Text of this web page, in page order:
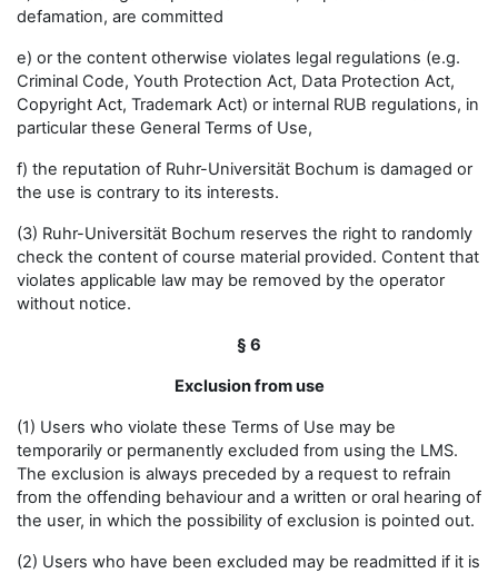
defamation, are committed
e) or the content otherwise violates legal regulations (e.g.
Criminal Code, Youth Protection Act, Data Protection Act,
Copyright Act, Trademark Act) or internal RUB regulations, in
particular these General Terms of Use,
f) the reputation of Ruhr-Universität Bochum is damaged or
the use is contrary to its interests.
(3) Ruhr-Universität Bochum reserves the right to randomly
check the content of course material provided. Content that
violates applicable law may be removed by the operator
without notice.
§ 6
Exclusion from use
(1) Users who violate these Terms of Use may be
temporarily or permanently excluded from using the LMS.
The exclusion is always preceded by a request to refrain
from the offending behaviour and a written or oral hearing of
the user, in which the possibility of exclusion is pointed out.
(2) Users who have been excluded may be readmitted if it is